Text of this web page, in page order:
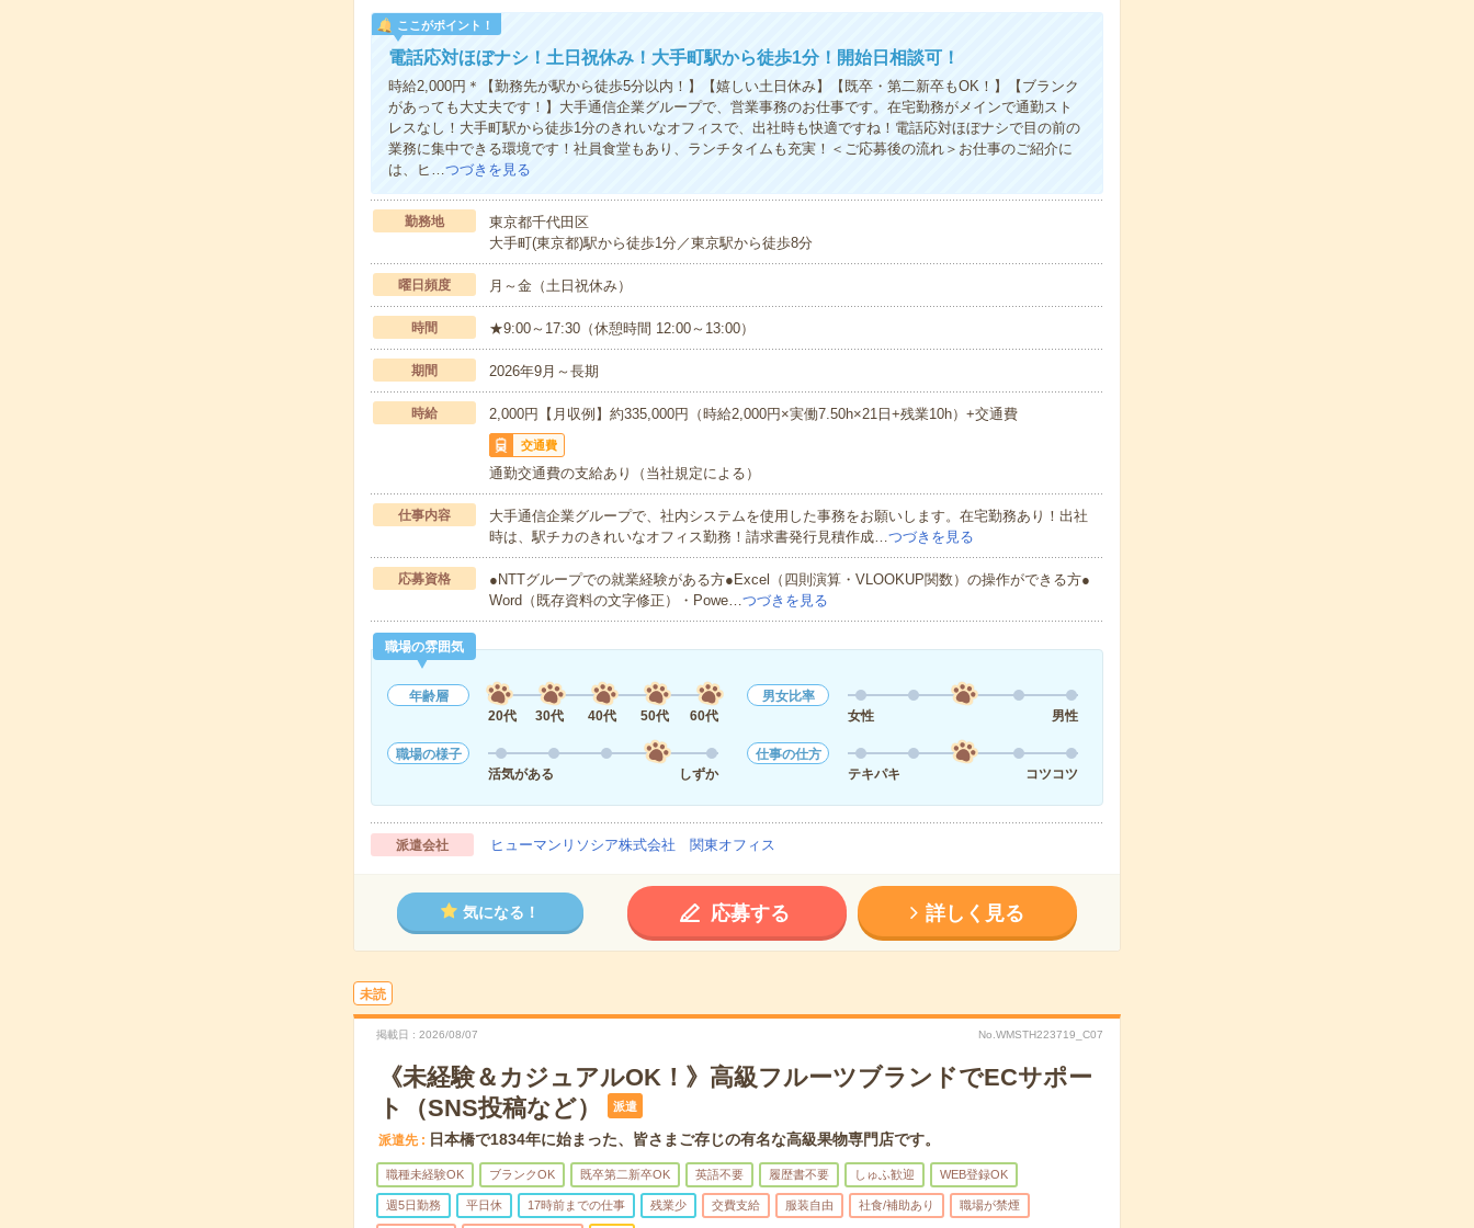
ここがポイント！
電話応対ほぼナシ！土日祝休み！大手町駅から徒歩1分！開始日相談可！
時給2,000円＊【勤務先が駅から徒歩5分以内！】【嬉しい土日休み】【既卒・第二新卒もOK！】【ブランク
があっても大丈夫です！】大手通信企業グループで、営業事務のお仕事です。在宅勤務がメインで通勤スト
レスなし！大手町駅から徒歩1分のきれいなオフィスで、出社時も快適ですね！電話応対ほぼナシで目の前の
業務に集中できる環境です！社員食堂もあり、ランチタイムも充実！＜ご応募後の流れ＞お仕事のご紹介に
は、ヒ…つづきを見る
勤務地
東京都千代田区
大手町(東京都)駅から徒歩1分／東京駅から徒歩8分
曜日頻度 月～金（土日祝休み）
時間 ★9:00～17:30（休憩時間 12:00～13:00）
期間 2026年9月～長期
時給 2,000円【月収例】約335,000円（時給2,000円×実働7.50h×21日+残業10h）+交通費
交通費
通勤交通費の支給あり（当社規定による）
仕事内容
大手通信企業グループで、社内システムを使用した事務をお願いします。在宅勤務あり！出社
時は、駅チカのきれいなオフィス勤務！請求書発行見積作成…つづきを見る
応募資格
●NTTグループでの就業経験がある方●Excel（四則演算・VLOOKUP関数）の操作ができる方●
Word（既存資料の文字修正）・Powe…つづきを見る
職場の雰囲気
年齢層
20代
30代 40代 50代 60代
男女比率
女性
男性
職場の様子
活気がある
しずか
仕事の仕方
テキパキ
コツコツ
派遣会社 ヒューマンリソシア株式会社 関東オフィス
気になる！ 応募する 詳しく見る
未読
掲載日 2026/08/07 No.WMSTH223719_C07
《未経験＆カジュアルOK！》高級フルーツブランドでECサポー
ト（SNS投稿など）
派遣
派遣先 日本橋で1834年に始まった、皆さまご存じの有名な高級果物専門店です。
職種未経験OK ブランクOK 既卒第二新卒OK 英語不要 履歴書不要 しゅふ歓迎 WEB登録OK
週5日勤務 平日休 17時前までの仕事 残業少 交費支給 服装自由 社食/補助あり 職場が禁煙